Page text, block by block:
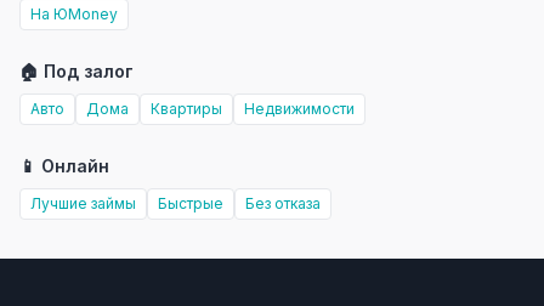
На ЮMoney
🏠 Под залог
Авто Дома Квартиры Недвижимости
📱 Онлайн
Лучшие займы Быстрые Без отказа